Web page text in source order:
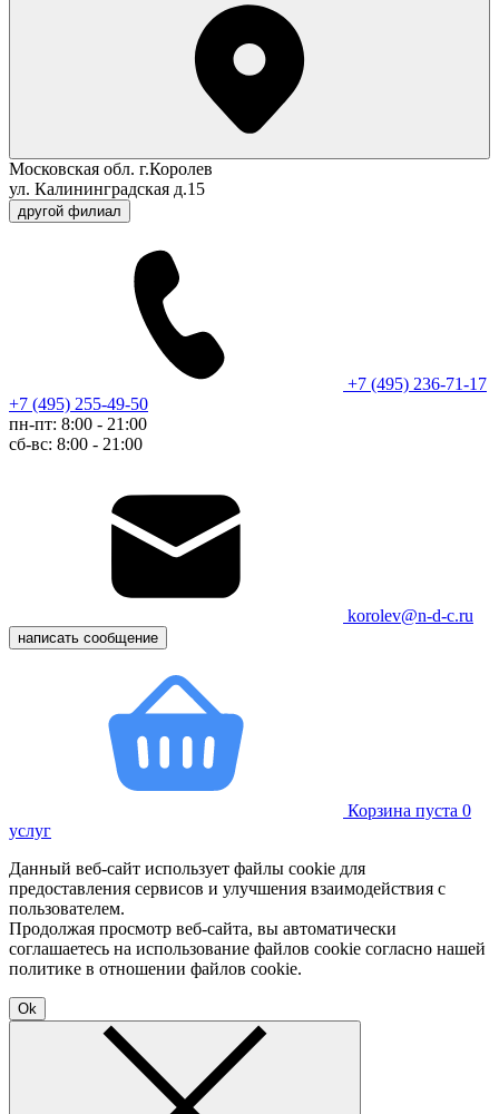
Московская обл. г.Королев
ул. Калининградская д.15
другой филиал
+7 (495) 236-71-17
+7 (495) 255-49-50
пн-пт: 8:00 - 21:00
сб-вс: 8:00 - 21:00
korolev@n-d-c.ru
написать сообщение
Корзина пуста 0
услуг
Данный веб-сайт использует файлы cookie для
предоставления сервисов и улучшения взаимодействия с
пользователем.
Продолжая просмотр веб-сайта, вы автоматически
соглашаетесь на использование файлов cookie согласно нашей
политике в отношении файлов cookie.
Ok